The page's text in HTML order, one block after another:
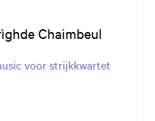
Chaimbeul
voor strijkkwartet